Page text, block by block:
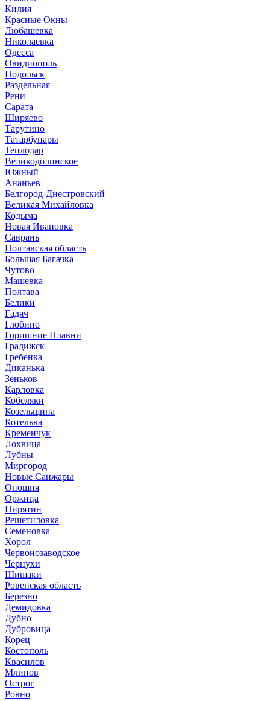
Килия
Красные Окны
Любашевка
Николаевка
Одесса
Овидиополь
Подольск
Раздельная
Рени
Сарата
Ширяево
Тарутино
Татарбунары
Теплодар
Великодолинское
Южный
Ананьев
Белгород-Днестровский
Великая Михайловка
Кодыма
Новая Ивановка
Саврань
Полтавская область
Большая Багачка
Чутово
Машевка
Полтава
Белики
Гадяч
Глобино
Горишние Плавни
Градижск
Гребенка
Диканька
Зеньков
Карловка
Кобеляки
Козельщина
Котельва
Кременчук
Лохвица
Лубны
Миргород
Новые Санжары
Опошня
Оржица
Пирятин
Решетиловка
Семеновка
Хорол
Червонозаводское
Чернухи
Шишаки
Ровенская область
Березно
Демидовка
Дубно
Дубровица
Корец
Костополь
Квасилов
Млинов
Острог
Ровно